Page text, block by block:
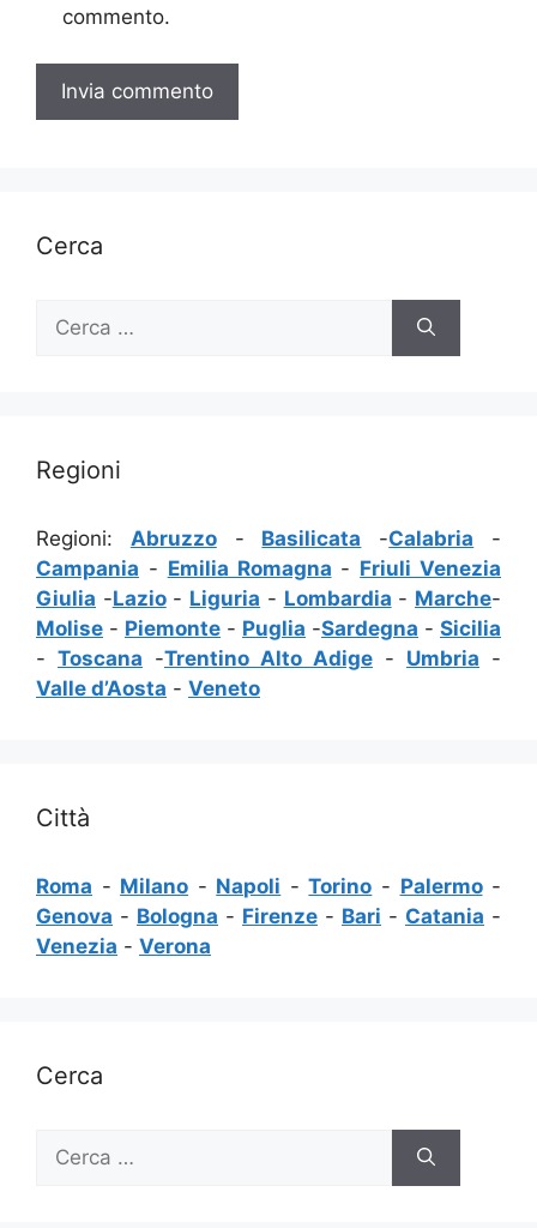
commento.
Cerca
per:
Regioni
Regioni: Abruzzo- Basilicata -Calabria -
Campania - Emilia Romagna - Friuli Venezia
Giulia -Lazio- Liguria - Lombardia - Marche-
Molise - Piemonte - Puglia -Sardegna - Sicilia
- Toscana -Trentino Alto Adige - Umbria -
Valle d’Aosta - Veneto
Città
Roma - Milano - Napoli -Torino - Palermo-
Genova - Bologna - Firenze - Bari - Catania -
Venezia - Verona
Cerca
per: